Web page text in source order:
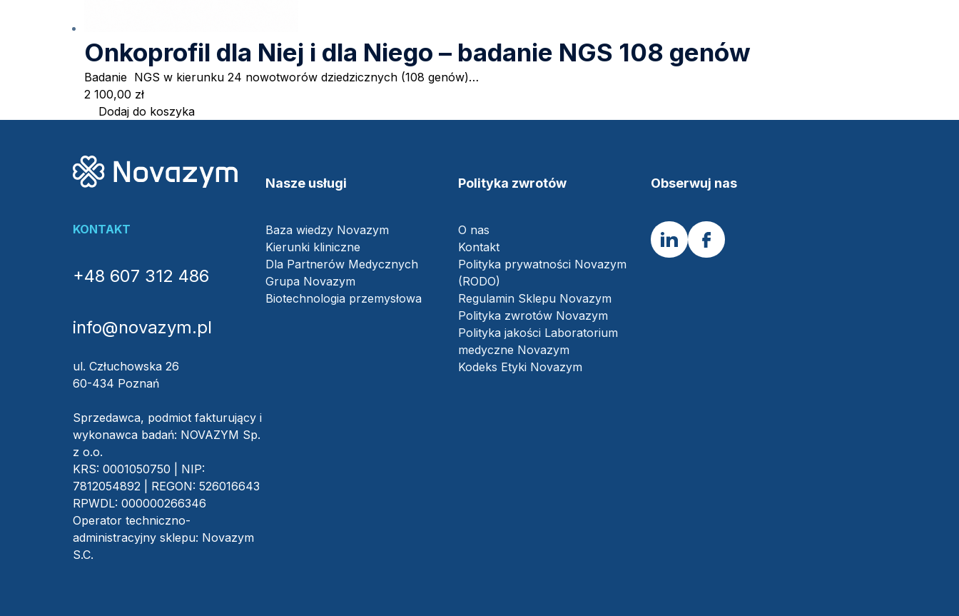
Onkoprofil dla Niej i dla Niego – badanie NGS 108 genów
Badanie NGS w kierunku 24 nowotworów dziedzicznych (108 genów)…
2 100,00 zł
Dodaj do koszyka
KONTAKT
+48 607 312 486
info@novazym.pl
ul. Człuchowska 26
60-434 Poznań
Sprzedawca, podmiot fakturujący i
wykonawca badań: NOVAZYM Sp.
z o.o.
KRS: 0001050750 | NIP:
7812054892 | REGON: 526016643
RPWDL: 000000266346
Operator techniczno-
administracyjny sklepu: Novazym
S.C.
Nasze usługi
Baza wiedzy Novazym
Kierunki kliniczne
Dla Partnerów Medycznych
Grupa Novazym
Biotechnologia przemysłowa
Polityka zwrotów
O nas
Kontakt
Polityka prywatności Novazym
(RODO)
Regulamin Sklepu Novazym
Polityka zwrotów Novazym
Polityka jakości Laboratorium
medyczne Novazym
Kodeks Etyki Novazym
Obserwuj nas